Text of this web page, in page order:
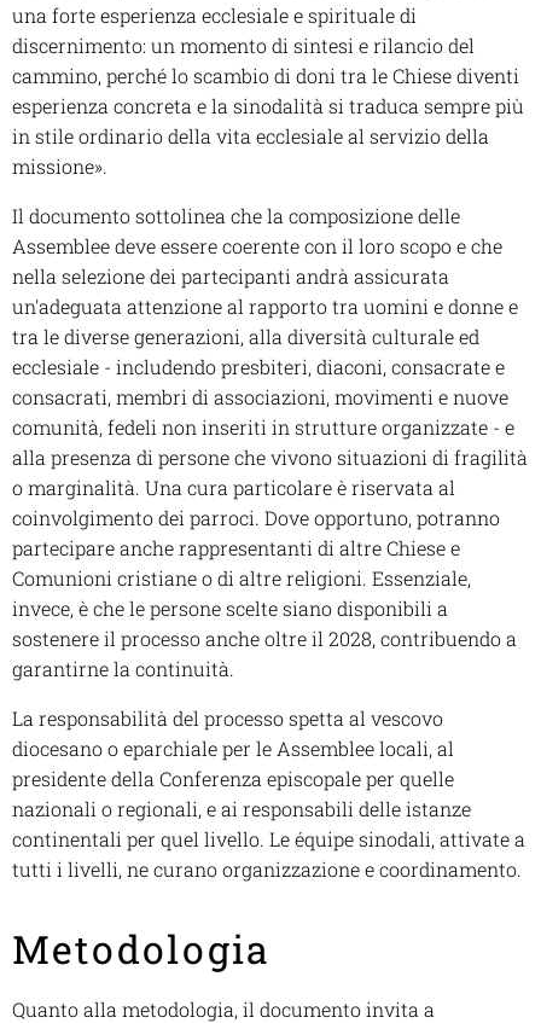
una forte esperienza ecclesiale e spirituale di
discernimento: un momento di sintesi e rilancio del
cammino, perché lo scambio di doni tra le Chiese diventi
esperienza concreta e la sinodalità si traduca sempre più
in stile ordinario della vita ecclesiale al servizio della
missione».
Il documento sottolinea che la composizione delle
Assemblee deve essere coerente con il loro scopo e che
nella selezione dei partecipanti andrà assicurata
un'adeguata attenzione al rapporto tra uomini e donne e
tra le diverse generazioni, alla diversità culturale ed
ecclesiale - includendo presbiteri, diaconi, consacrate e
consacrati, membri di associazioni, movimenti e nuove
comunità, fedeli non inseriti in strutture organizzate - e
alla presenza di persone che vivono situazioni di fragilità
o marginalità. Una cura particolare è riservata al
coinvolgimento dei parroci. Dove opportuno, potranno
partecipare anche rappresentanti di altre Chiese e
Comunioni cristiane o di altre religioni. Essenziale,
invece, è che le persone scelte siano disponibili a
sostenere il processo anche oltre il 2028, contribuendo a
garantirne la continuità.
La responsabilità del processo spetta al vescovo
diocesano o eparchiale per le Assemblee locali, al
presidente della Conferenza episcopale per quelle
nazionali o regionali, e ai responsabili delle istanze
continentali per quel livello. Le équipe sinodali, attivate a
tutti i livelli, ne curano organizzazione e coordinamento.
Metodologia
Quanto alla metodologia, il documento invita a